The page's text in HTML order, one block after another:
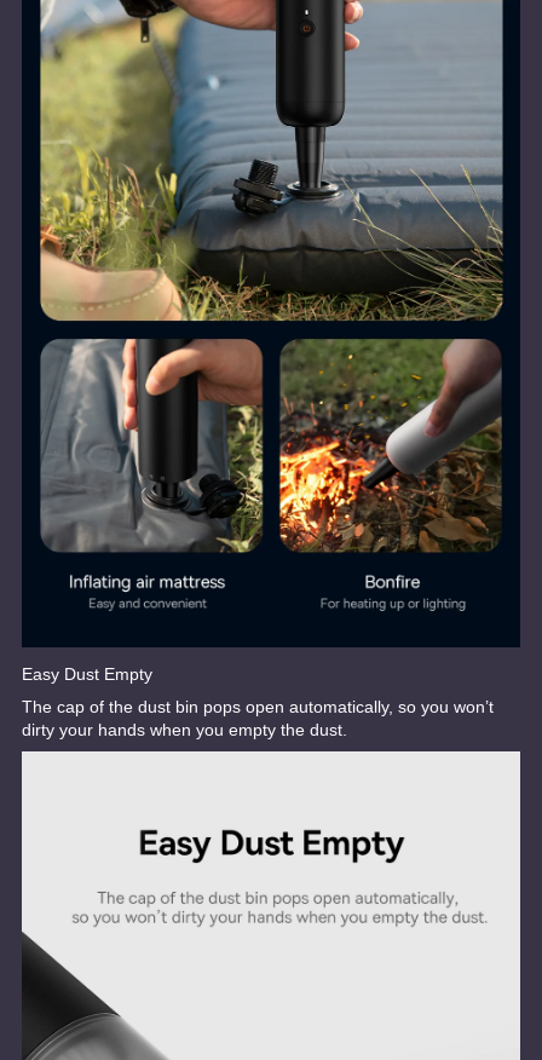
Easy Dust Empty
The cap of the dust bin pops open automatically, so you won’t
dirty your hands when you empty the dust.